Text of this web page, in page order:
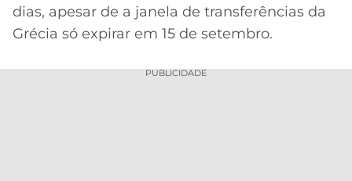
dias, apesar de a janela de transferências da
Grécia só expirar em 15 de setembro.
PUBLICIDADE